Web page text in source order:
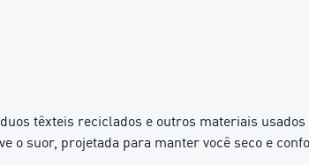
têxteis reciclados e outros materiais
o suor, projetada para manter você seco e